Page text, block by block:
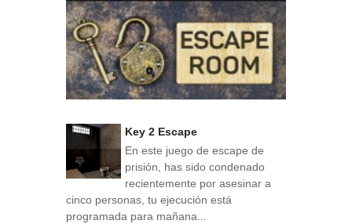
Key 2 Escape
En este juego de escape de
prisión, has sido condenado
recientemente por asesinar a
cinco personas, tu ejecución está
programada para mañana...